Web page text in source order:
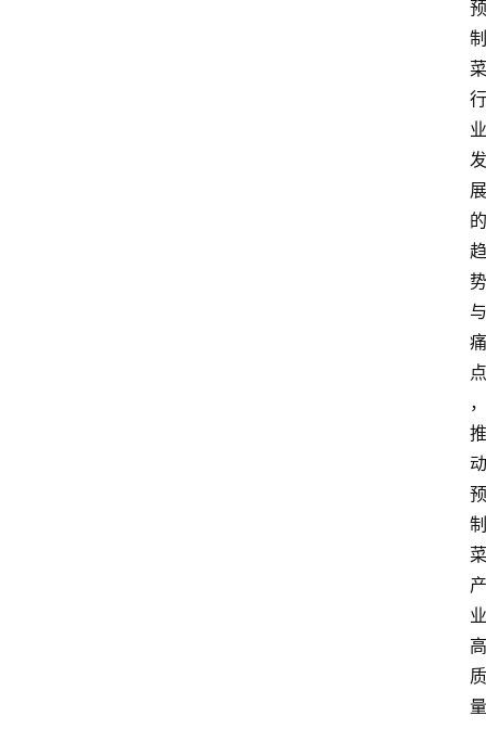
预
制
菜
行
业
发
展
的
趋
势
与
痛
点
，
推
动
预
制
菜
产
业
高
质
量